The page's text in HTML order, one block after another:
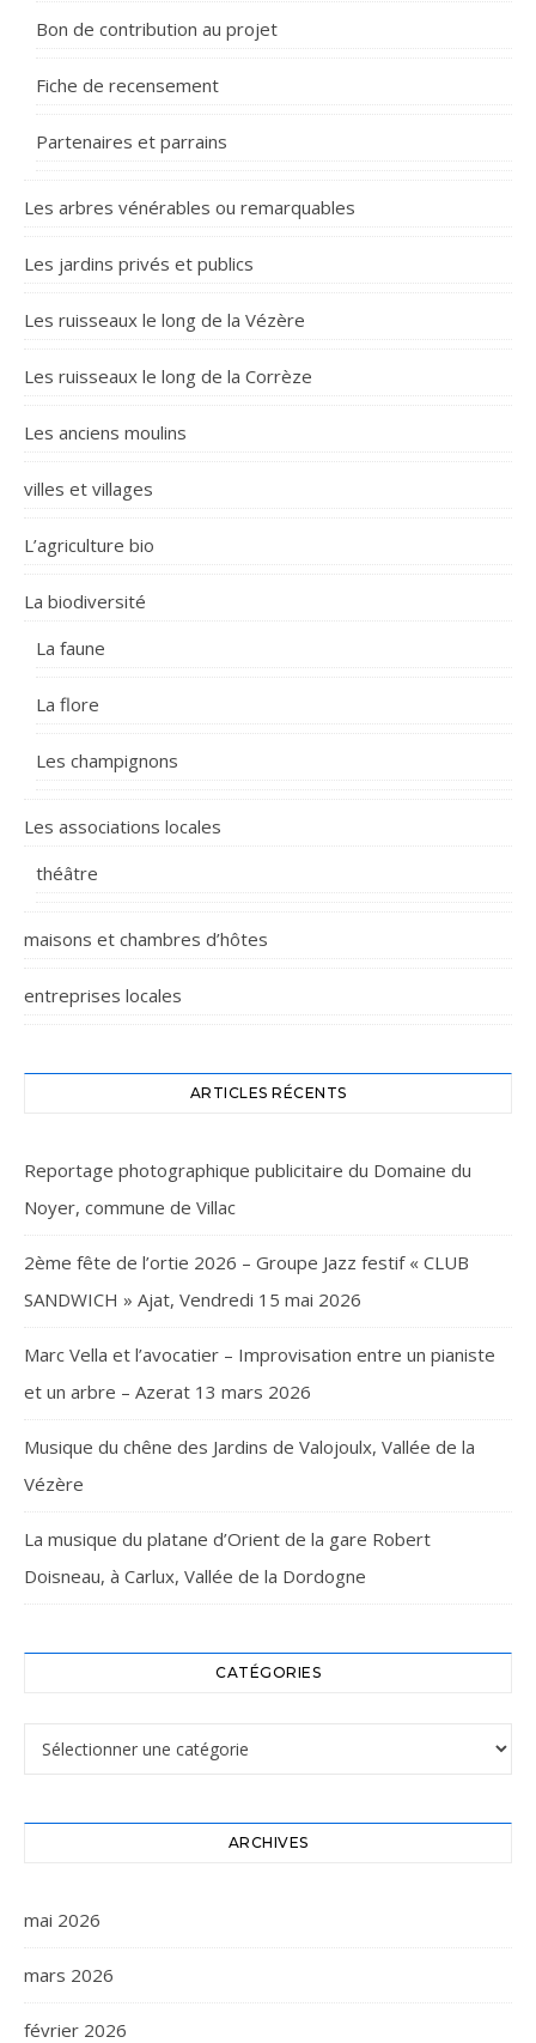
Bon de contribution au projet
Fiche de recensement
Partenaires et parrains
Les arbres vénérables ou remarquables
Les jardins privés et publics
Les ruisseaux le long de la Vézère
Les ruisseaux le long de la Corrèze
Les anciens moulins
villes et villages
L’agriculture bio
La biodiversité
La faune
La flore
Les champignons
Les associations locales
théâtre
maisons et chambres d’hôtes
entreprises locales
ARTICLES RÉCENTS
Reportage photographique publicitaire du Domaine du
Noyer, commune de Villac
2ème fête de l’ortie 2026 – Groupe Jazz festif « CLUB
SANDWICH » Ajat, Vendredi 15 mai 2026
Marc Vella et l’avocatier – Improvisation entre un pianiste
et un arbre – Azerat 13 mars 2026
Musique du chêne des Jardins de Valojoulx, Vallée de la
Vézère
La musique du platane d’Orient de la gare Robert
Doisneau, à Carlux, Vallée de la Dordogne
CATÉGORIES
Catégories
ARCHIVES
mai 2026
mars 2026
février 2026